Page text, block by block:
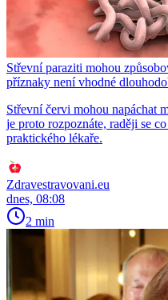
Střevní paraziti mohou
příznaky není vhodné
Střevní červi mohou napáchat
je proto rozpoznáte, raději se
praktického lékaře.
Zdravestravovani.eu
dnes, 08:08
2 min